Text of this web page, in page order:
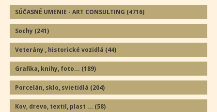
SÚČASNÉ UMENIE - ART CONSULTING (4716)
Sochy (241)
Veterány , historické vozidlá (44)
Grafika, knihy, foto... (189)
Porcelán, sklo, svietidlá (204)
Kov, drevo, textil, plast ... (58)